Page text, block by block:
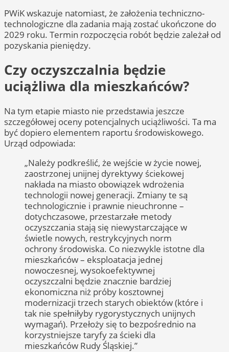
PWiK wskazuje natomiast, że założenia techniczno-
technologiczne dla zadania mają zostać ukończone do
2029 roku. Termin rozpoczęcia robót będzie zależał od
pozyskania pieniędzy.
Czy oczyszczalnia będzie
uciążliwa dla mieszkańców?
Na tym etapie miasto nie przedstawia jeszcze
szczegółowej oceny potencjalnych uciążliwości. Ta ma
być dopiero elementem raportu środowiskowego.
Urząd odpowiada:
„Należy podkreślić, że wejście w życie nowej,
zaostrzonej unijnej dyrektywy ściekowej
nakłada na miasto obowiązek wdrożenia
technologii nowej generacji. Zmiany te są
technologicznie i prawnie nieuchronne –
dotychczasowe, przestarzałe metody
oczyszczania stają się niewystarczające w
świetle nowych, restrykcyjnych norm
ochrony środowiska. Co niezwykle istotne dla
mieszkańców – eksploatacja jednej
nowoczesnej, wysokoefektywnej
oczyszczalni będzie znacznie bardziej
ekonomiczna niż próby kosztownej
modernizacji trzech starych obiektów (które i
tak nie spełniłyby rygorystycznych unijnych
wymagań). Przełoży się to bezpośrednio na
korzystniejsze taryfy za ścieki dla
mieszkańców Rudy Śląskiej.”